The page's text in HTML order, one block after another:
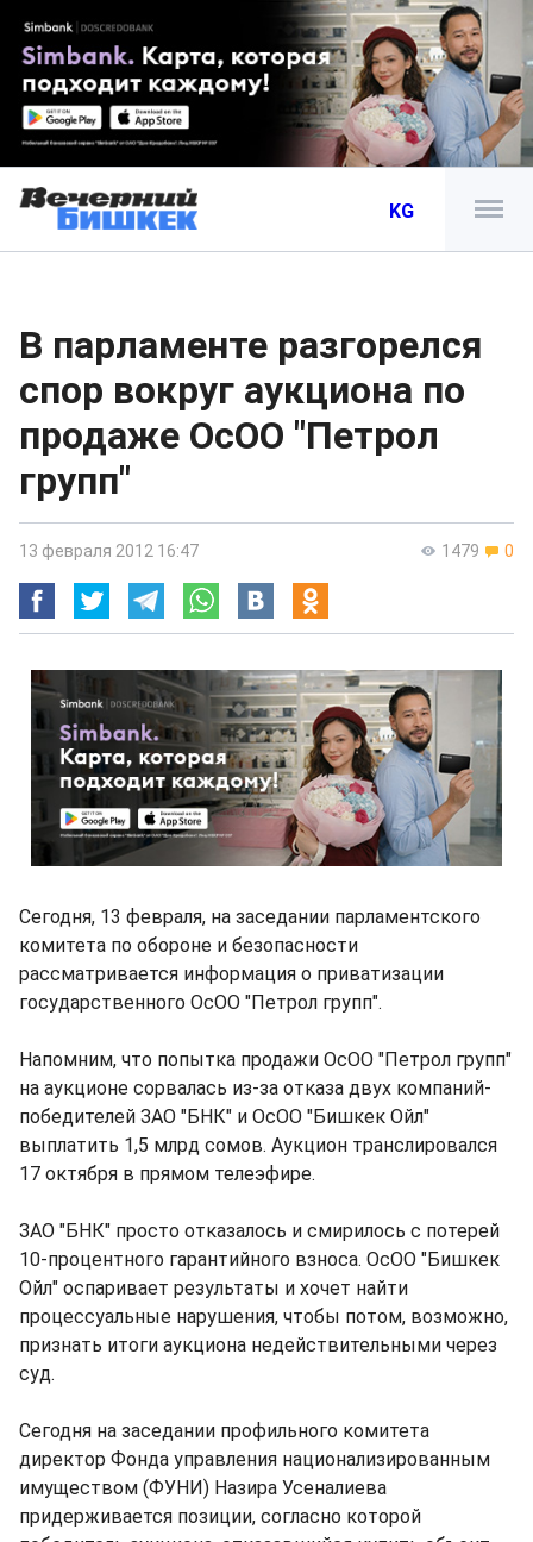
KG
В парламенте разгорелся
спор вокруг аукциона по
продаже ОсОО "Петрол
групп"
1479 0
13 февраля 2012 16:47
Сегодня, 13 февраля, на заседании парламентского
комитета по обороне и безопасности
рассматривается информация о приватизации
государственного ОсОО "Петрол групп".
Напомним, что попытка продажи ОсОО "Петрол групп"
на аукционе сорвалась из-за отказа двух компаний-
победителей ЗАО "БНК" и ОсОО "Бишкек Ойл"
выплатить 1,5 млрд сомов. Аукцион транслировался
17 октября в прямом телеэфире.
ЗАО "БНК" просто отказалось и смирилось с потерей
10-процентного гарантийного взноса. ОсОО "Бишкек
Ойл" оспаривает результаты и хочет найти
процессуальные нарушения, чтобы потом, возможно,
признать итоги аукциона недействительными через
суд.
Сегодня на заседании профильного комитета
директор Фонда управления национализированным
имуществом (ФУНИ) Назира Усеналиева
придерживается позиции, согласно которой